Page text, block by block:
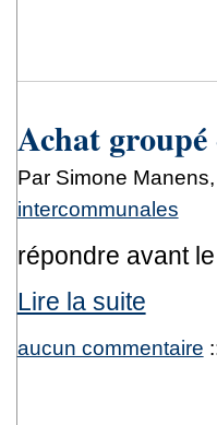
Achat
Par Simone
intercommunales
répondre avant
Lire la suite
aucun commentaire